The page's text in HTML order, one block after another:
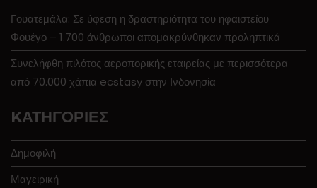
Γουατεμάλα: Σε ύφεση η δραστηριότητα του ηφαιστείου
Φουέγο – 1.700 άνθρωποι απομακρύνθηκαν προληπτικά
Συνελήφθη πιλότος αεροπορικής εταιρείας με περισσότερα
από 70.000 χάπια ecstasy στην Ινδονησία
KΑΤΗΓΟΡΊΕΣ
Δημοφιλή
Μαγειρική